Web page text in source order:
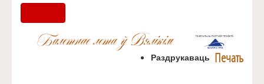
Печать
Раздрукаваць